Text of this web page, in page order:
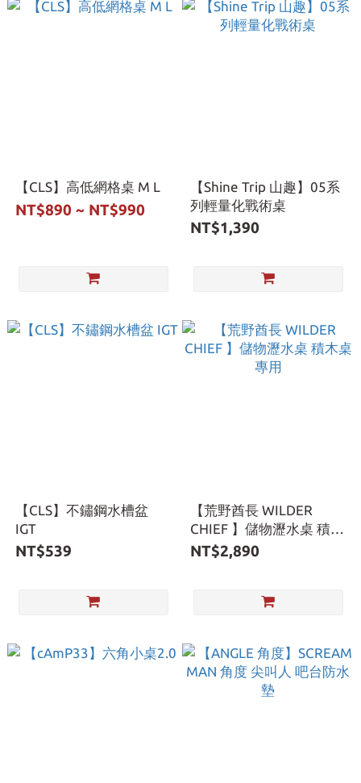
【CLS】高低網格桌 M L
NT$890 ~ NT$990
【Shine Trip 山趣】05系
列輕量化戰術桌
NT$1,390
【CLS】不鏽鋼水槽盆
IGT
NT$539
【荒野酋長 WILDER
CHIEF 】儲物瀝水桌 積木
桌專用
NT$2,890